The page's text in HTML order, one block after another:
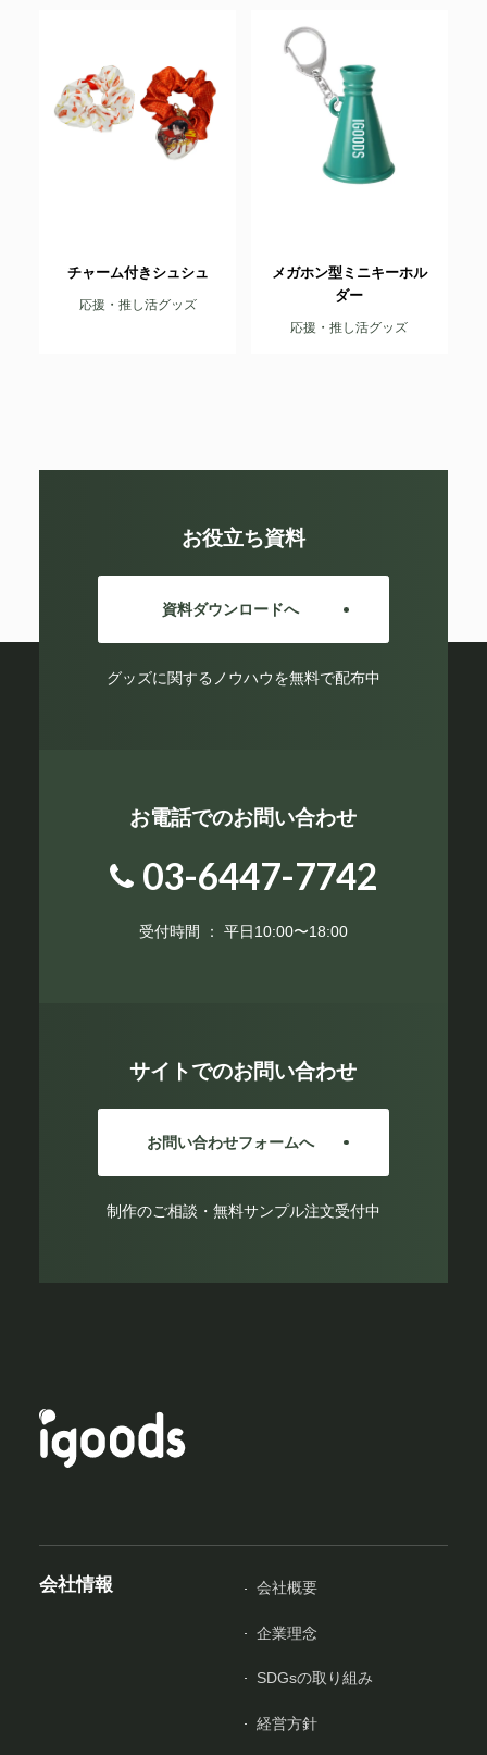
チャーム付きシュシュ
応援・推し活グッズ
メガホン型ミニキーホル
ダー
応援・推し活グッズ
お役立ち資料
資料ダウンロードへ
グッズに関するノウハウを無料で配布中
お電話でのお問い合わせ
03-6447-7742
受付時間 ： 平日10:00〜18:00
サイトでのお問い合わせ
お問い合わせフォームへ
制作のご相談・無料サンプル注文受付中
会社情報 会社概要
企業理念
SDGsの取り組み
経営方針